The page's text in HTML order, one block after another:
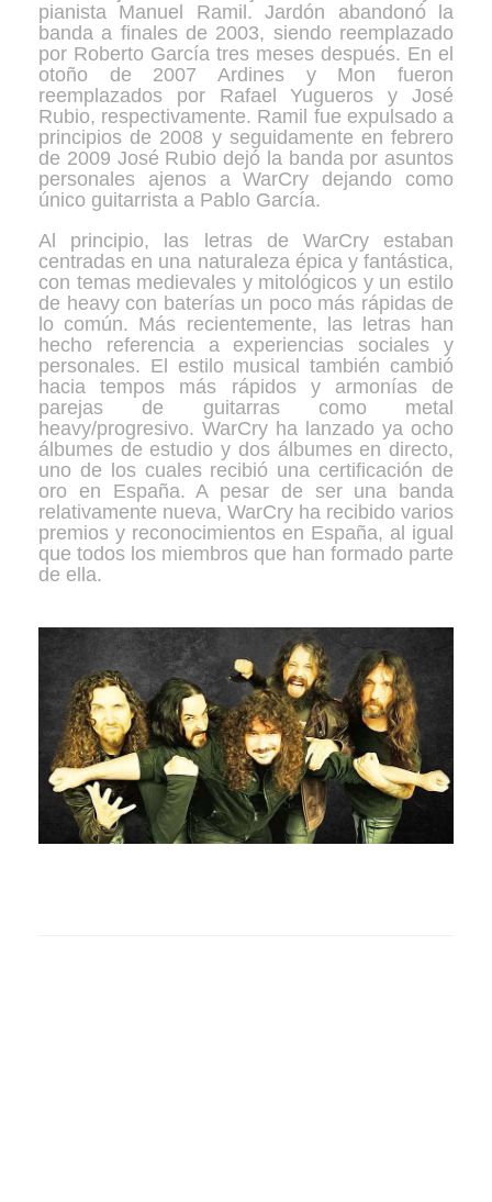
pianista Manuel Ramil. Jardón abandonó la
banda a finales de 2003, siendo reemplazado
por Roberto García tres meses después. En el
otoño de 2007 Ardines y Mon fueron
reemplazados por Rafael Yugueros y José
Rubio, respectivamente. Ramil fue expulsado a
principios de 2008 y seguidamente en febrero
de 2009 José Rubio dejó la banda por asuntos
personales ajenos a WarCry dejando como
único guitarrista a Pablo García.
Al principio, las letras de WarCry estaban
centradas en una naturaleza épica y fantástica,
con temas medievales y mitológicos y un estilo
de heavy con baterías un poco más rápidas de
lo común. Más recientemente, las letras han
hecho referencia a experiencias sociales y
personales. El estilo musical también cambió
hacia tempos más rápidos y armonías de
parejas de guitarras como metal
heavy/progresivo. WarCry ha lanzado ya ocho
álbumes de estudio y dos álbumes en directo,
uno de los cuales recibió una certificación de
oro en España. A pesar de ser una banda
relativamente nueva, WarCry ha recibido varios
premios y reconocimientos en España, al igual
que todos los miembros que han formado parte
de ella.